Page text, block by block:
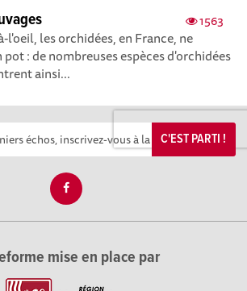
1563
l'oeil, les orchidées, en France, ne
: de nombreuses espèces d'orchidées
ainsi...
C'EST PARTI !
mise en place par